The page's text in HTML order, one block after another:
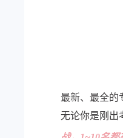
最新、最全的
无论你是刚出